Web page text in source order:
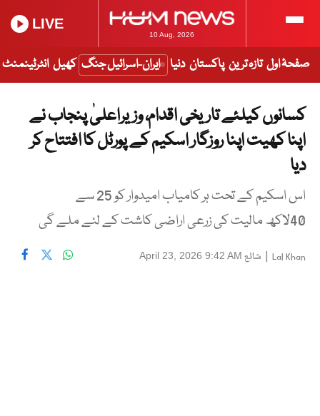
10 Aug, 2026
LIVE
صفحۂ اول تازہ ترین پاکستان دنیا ایران-اسرائیل جنگ کھیل انٹرٹینمنٹ
کسانوں کیلئے تاریخی اقدام، وزیراعلیٰ پنجاب نے
اپنا کھیت اپنا روزگار اسکیم کے پورٹل کا افتتاح کر
دیا
اس اسکیم کے تحت ہر کامیاب امیدوار کو 25 سے
40لاکھ مالیت کی زرعی اراضی کاشت کے لئے ملے گی
Lal Khan
| شائع April 23, 2026 9:42 AM